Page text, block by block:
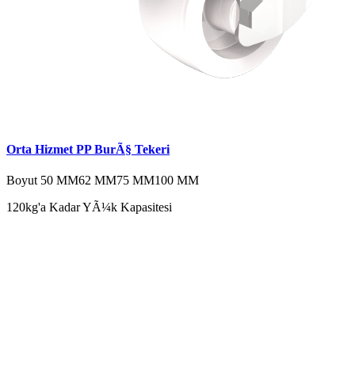
Orta Hizmet PP BurÃ§ Tekeri
Boyut 50 MM62 MM75 MM100 MM
120kg'a Kadar YÃ¼k Kapasitesi